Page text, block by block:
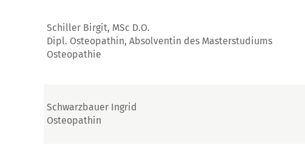
Schiller Birgit, MSc D.O.
Dipl. Osteopathin, Absolventin des Masterstudiums
Osteopathie
Schwarzbauer Ingrid
Osteopathin